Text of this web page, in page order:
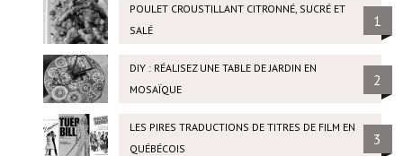
POULET CROUSTILLANT CITRONNÉ, SUCRÉ ET
SALÉ
1
DIY : RÉALISEZ UNE TABLE DE JARDIN EN
MOSAÏQUE
2
LES PIRES TRADUCTIONS DE TITRES DE FILM EN
QUÉBÉCOIS
3